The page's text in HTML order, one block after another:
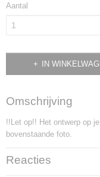
Aantal
IN
Omschrijving
!!Let op!! Het ontwerp op
bovenstaande foto.
Reacties